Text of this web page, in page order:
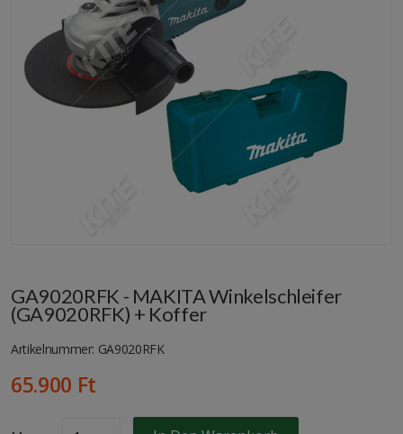
GA9020RFK - MAKITA Winkelschleifer
(GA9020RFK) + Koffer
Artikelnummer: GA9020RFK
65.900 Ft